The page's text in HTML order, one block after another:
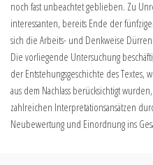
noch fast unbeachtet geblieben. Zu
interessanten, bereits Ende der
sich die Arbeits- und Denkweise
Die vorliegende Untersuchung
der Entstehungsgeschichte des
aus dem Nachlass berücksichtigt
zahlreichen Interpretationsansätzen
Neubewertung und Einordnung ins